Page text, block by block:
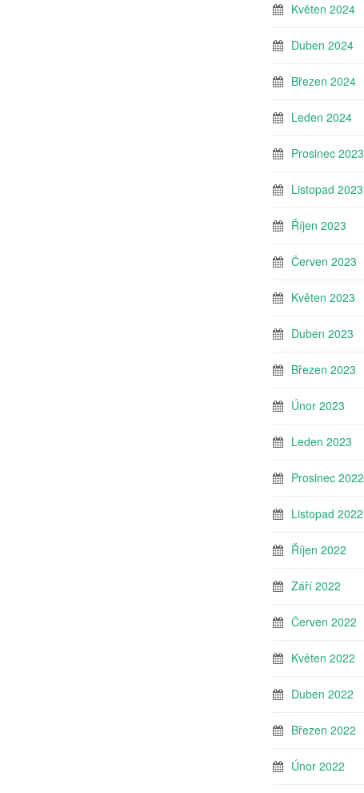
Květen 2024
Duben 2024
Březen 2024
Leden 2024
Prosinec 2023
Listopad 2023
Říjen 2023
Červen 2023
Květen 2023
Duben 2023
Březen 2023
Únor 2023
Leden 2023
Prosinec 2022
Listopad 2022
Říjen 2022
Září 2022
Červen 2022
Květen 2022
Duben 2022
Březen 2022
Únor 2022